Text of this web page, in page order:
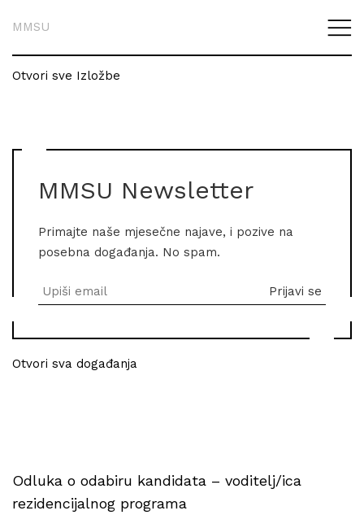
MMSU
Otvori sve Izložbe
MMSU Newsletter
Primajte naše mjesečne najave, i pozive na
posebna događanja. No spam.
Otvori sva događanja
Odluka o odabiru kandidata – voditelj/ica
rezidencijalnog programa